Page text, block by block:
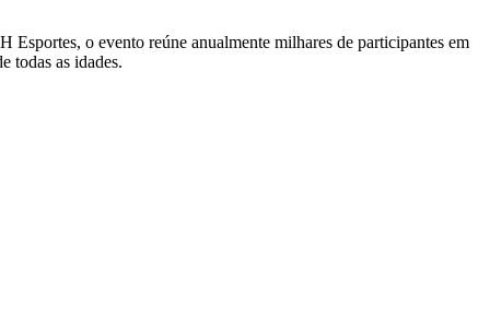
o evento reúne anualmente milhares de participantes em
todas as idades.